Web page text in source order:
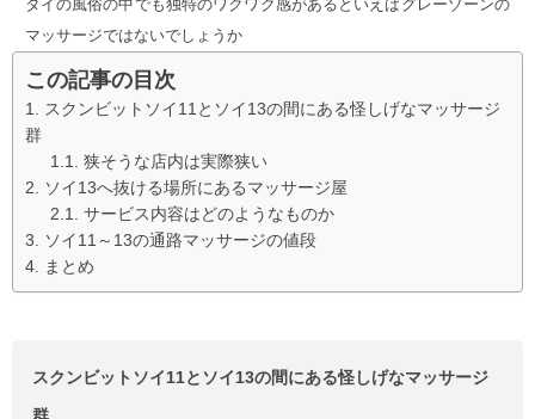
タイの風俗の中でも独特のワクワク感があるといえばグレーゾーンの
マッサージではないでしょうか
この記事の目次
スクンビットソイ11とソイ13の間にある怪しげなマッサージ
群
狭そうな店内は実際狭い
ソイ13へ抜ける場所にあるマッサージ屋
サービス内容はどのようなものか
ソイ11～13の通路マッサージの値段
まとめ
スクンビットソイ11とソイ13の間にある怪しげなマッサージ